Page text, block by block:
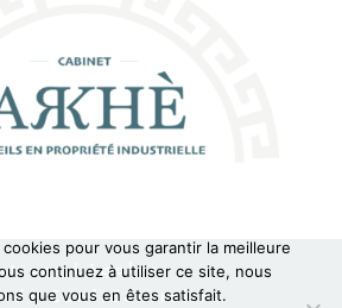
Légales
de Confidentialité
pour vous garantir la meilleure
continuez à utiliser ce site, nous
que vous en êtes satisfait.